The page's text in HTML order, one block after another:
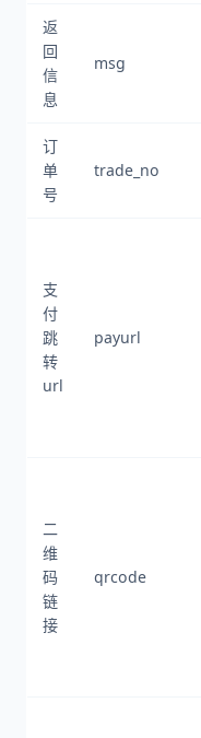
返
回
信
息
msg
订
单
号
trade_no
支
付
跳
转
url
payurl
二
维
码
链
接
qrcode